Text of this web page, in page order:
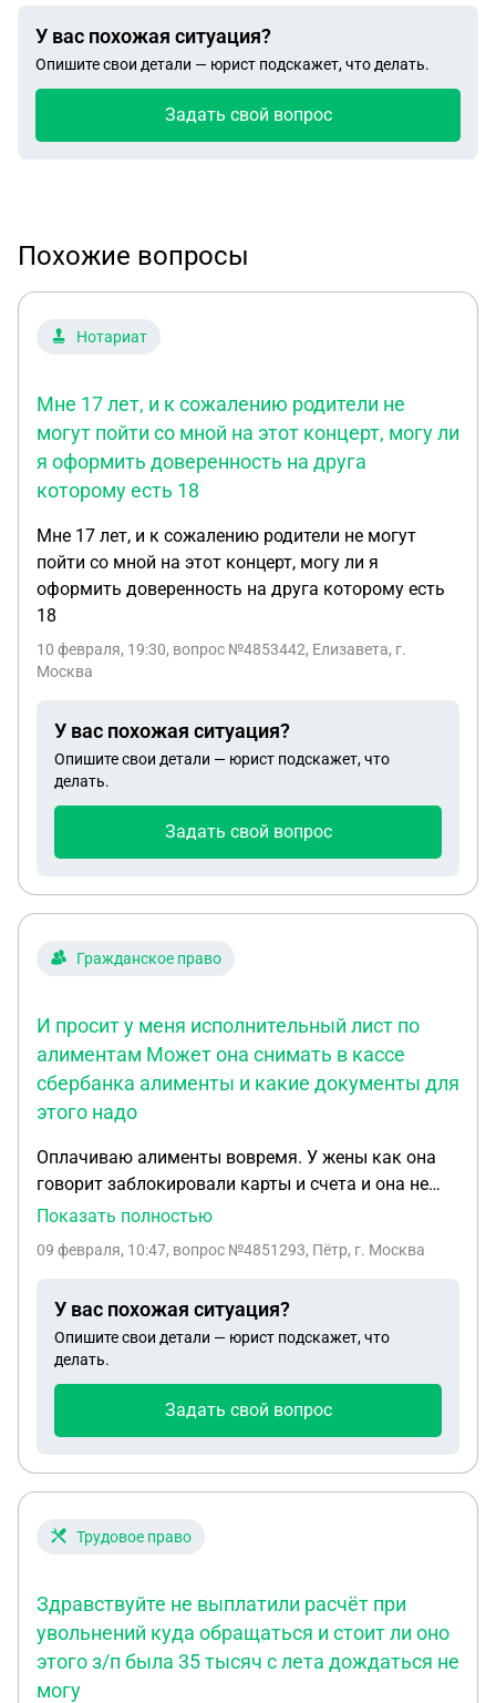
У вас похожая ситуация?
Опишите свои детали — юрист подскажет, что делать.
Задать свой вопрос
Похожие вопросы
Нотариат
Мне 17 лет, и к сожалению родители не
могут пойти со мной на этот концерт, могу ли
я оформить доверенность на друга
которому есть 18
Мне 17 лет, и к сожалению родители не могут
пойти со мной на этот концерт, могу ли я
оформить доверенность на друга которому есть
18
10 февраля, 19:30, вопрос №4853442, Елизавета, г.
Москва
У вас похожая ситуация?
Опишите свои детали — юрист подскажет, что
делать.
Задать свой вопрос
Гражданское право
И просит у меня исполнительный лист по
алиментам Может она снимать в кассе
сбербанка алименты и какие документы для
этого надо
Оплачиваю алименты вовремя. У жены как она
говорит заблокировали карты и счета и она не
может пользоваться алиментам. И просит у меня
снимать в кассе сбербанка алименты и какие
Показать полностью
09 февраля, 10:47, вопрос №4851293, Пётр, г. Москва
У вас похожая ситуация?
Опишите свои детали — юрист подскажет, что
делать.
Задать свой вопрос
Трудовое право
Здравствуйте не выплатили расчёт при
увольнений куда обращаться и стоит ли оно
этого з/п была 35 тысяч с лета дождаться не
могу